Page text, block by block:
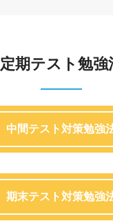
定期テスト勉強
中間テスト対策勉強
期末テスト対策勉強